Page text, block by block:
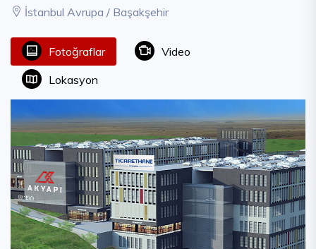
İstanbul Avrupa / Başakşehir
Fotoğraflar
Video
Lokasyon